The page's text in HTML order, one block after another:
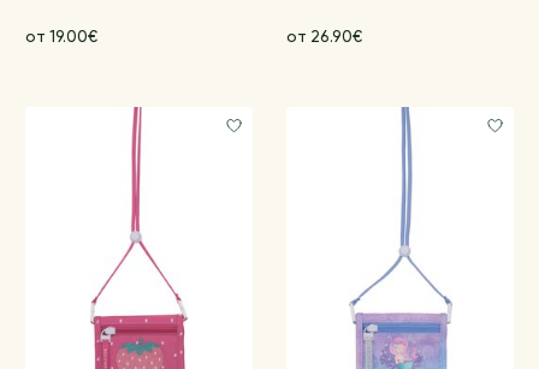
от 19.00€ от 26.90€